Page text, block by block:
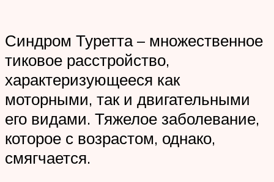
Синдром Туретта – множественное
тиковое расстройство,
характеризующееся как
моторными, так и двигательными
его видами. Тяжелое заболевание,
которое с возрастом, однако,
смягчается.